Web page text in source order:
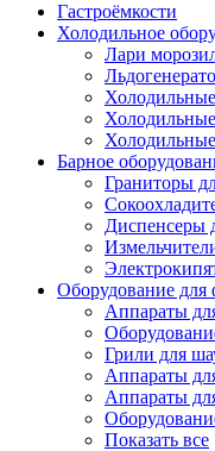
Гастроёмкости
Холодильное
Лари
Барное
Граниторы
Диспенсеры
Оборудование для
Аппараты
Грили для
Аппараты
Аппараты
Показать все